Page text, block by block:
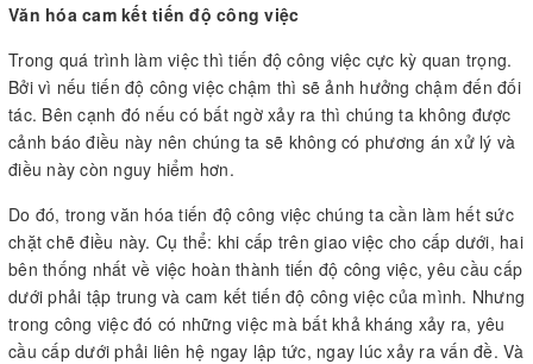
Văn hóa cam kết tiến độ công việc
Trong quá trình làm việc thì tiến độ công việc cực kỳ quan trọng.
Bởi vì nếu tiến độ công việc chậm thì sẽ ảnh hưởng chậm đến đối
tác. Bên cạnh đó nếu có bất ngờ xảy ra thì chúng ta không được
cảnh báo điều này nên chúng ta sẽ không có phương án xử lý và
điều này còn nguy hiểm hơn.
Do đó, trong văn hóa tiến độ công việc chúng ta cần làm hết sức
chặt chẽ điều này. Cụ thể: khi cấp trên giao việc cho cấp dưới, hai
bên thống nhất về việc hoàn thành tiến độ công việc, yêu cầu cấp
dưới phải tập trung và cam kết tiến độ công việc của mình. Nhưng
trong công việc đó có những việc mà bất khả kháng xảy ra, yêu
cầu cấp dưới phải liên hệ ngay lập tức, ngay lúc xảy ra vấn đề. Và